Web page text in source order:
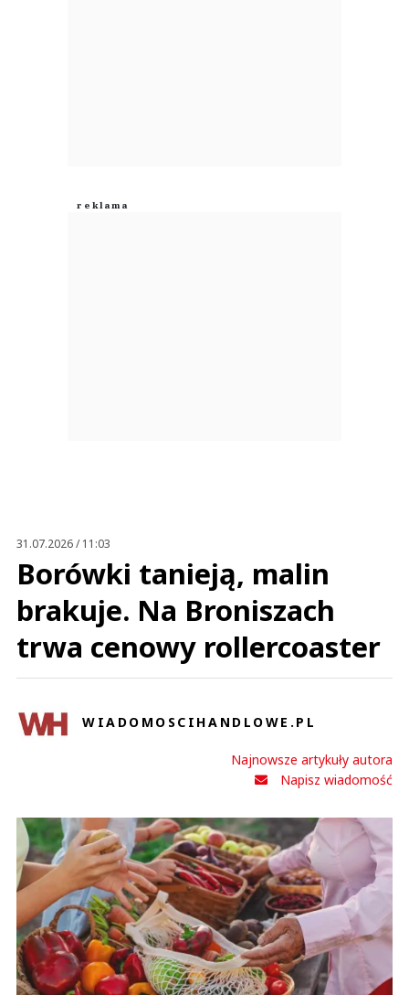
31.07.2026 / 11:03
Borówki tanieją, malin
brakuje. Na Broniszach
trwa cenowy rollercoaster
WIADOMOSCIHANDLOWE.PL
Najnowsze artykuły autora
Napisz wiadomość